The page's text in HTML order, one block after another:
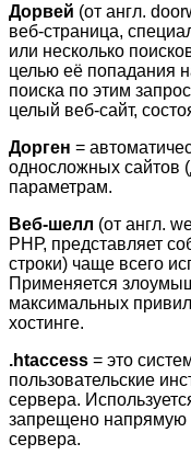
Дорвей (от англ.
веб-страница,
или несколько
целью её попадания
поиска по этим
целый веб-сайт,
Дорген =
односложных сайтов
параметрам.
Веб-шелл (от англ.
РНР, представляет
строки) чаще всего
Применяется
максимальных
хостинге.
.htaccess = это
пользовательские
сервера.
запрещено напрямую
сервера.